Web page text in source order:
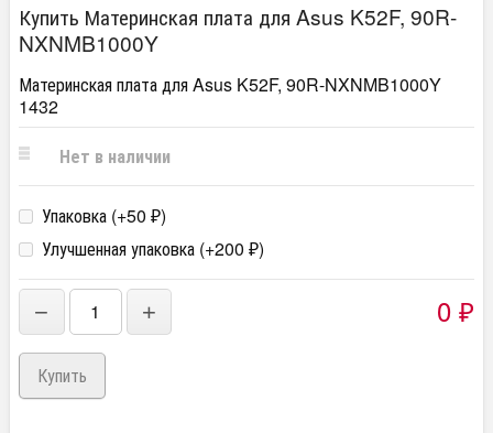
Купить Материнская плата для Asus K52F, 90R-
NXNMB1000Y
Материнская плата для Asus K52F, 90R-NXNMB1000Y
1432
Нет в наличии
Упаковка (+50 ₽)
Улучшенная упаковка (+200 ₽)
− + 0 ₽